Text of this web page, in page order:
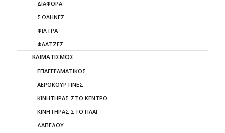
ΔΙΑΦΟΡΑ
ΣΩΛΗΝΕΣ
ΦΙΛΤΡΑ
ΦΛΑΤΖΕΣ
ΚΛΙΜΑΤΙΣΜΟΣ
ΕΠΑΓΓΕΛΜΑΤΙΚΟΣ
ΑΕΡΟΚΟΥΡΤΙΝΕΣ
ΚΙΝΗΤΗΡΑΣ ΣΤΟ ΚΕΝΤΡΟ
ΚΙΝΗΤΗΡΑΣ ΣΤΟ ΠΛΑΙ
ΔΑΠΕΔΟΥ